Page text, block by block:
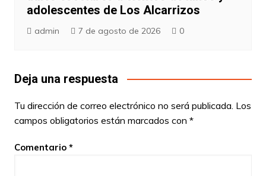
adolescentes de Los Alcarrizos
admin 7 de agosto de 2026 0
Deja una respuesta
Tu dirección de correo electrónico no será publicada. Los
campos obligatorios están marcados con *
Comentario *